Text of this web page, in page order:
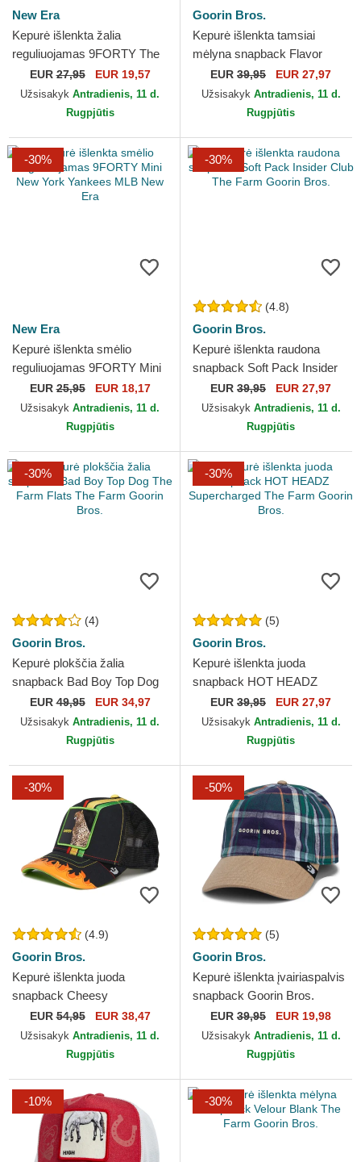
New Era
Kepurė išlenkta žalia
reguliuojamas 9FORTY The
League Boston Celtics NBA
New Era
EUR27,95 EUR 19,57
Užsisakyk Antradienis, 11 d.
Rugpjūtis
Goorin Bros.
Kepurė išlenkta tamsiai
mėlyna snapback Flavor
Wordmark French Terry The
Farm Goorin Bros.
EUR 39,95 EUR 27,97
Užsisakyk Antradienis, 11 d.
Rugpjūtis
-30%
New Era
Kepurė išlenkta smėlio
reguliuojamas 9FORTY Mini
New York Yankees MLB
New Era
EUR25,95 EUR 18,17
Užsisakyk Antradienis, 11 d.
Rugpjūtis
-30%
(4.8)
Goorin Bros.
Kepurė išlenkta raudona
snapback Soft Pack Insider
Club The Farm Goorin Bros.
EUR 39,95 EUR 27,97
Užsisakyk Antradienis, 11 d.
Rugpjūtis
-30%
(4)
Goorin Bros.
Kepurė plokščia žalia
snapback Bad Boy Top Dog
The Farm Flats The Farm
Goorin Bros.
EUR49,95 EUR 34,97
Užsisakyk Antradienis, 11 d.
Rugpjūtis
-30%
(5)
Goorin Bros.
Kepurė išlenkta juoda
snapback HOT HEADZ
Supercharged The Farm
Goorin Bros.
EUR 39,95 EUR 27,97
Užsisakyk Antradienis, 11 d.
Rugpjūtis
-30%
(4.9)
Goorin Bros.
Kepurė išlenkta juoda
snapback Cheesy
Dangerously Supercharged
The Farm Goorin Bros.
EUR54,95 EUR 38,47
Užsisakyk Antradienis, 11 d.
Rugpjūtis
-50%
(5)
Goorin Bros.
Kepurė išlenkta įvairiaspalvis
snapback Goorin Bros.
Curved Brim Hardly Working
Papa Cap Madras...
EUR 39,95 EUR 19,98
Užsisakyk Antradienis, 11 d.
Rugpjūtis
-10% -30%